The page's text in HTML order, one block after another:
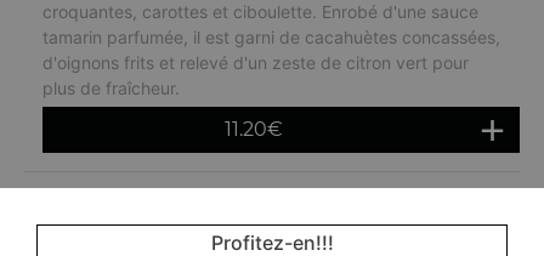
croquantes, carottes et ciboulette. Enrobé d'une sauce
tamarin parfumée, il est garni de cacahuètes concassées,
d'oignons frits et relevé d'un zeste de citron vert pour
plus de fraîcheur.
11.20€
Profitez-en!!!